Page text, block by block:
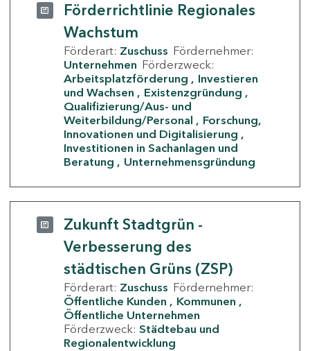
Förderrichtlinie Regionales
Wachstum
Förderart: Zuschuss Fördernehmer:
Unternehmen Förderzweck:
Arbeitsplatzförderung
Investieren
und Wachsen
Existenzgründung
Qualifizierung/Aus- und
Weiterbildung/Personal
Forschung,
Innovationen und Digitalisierung
Investitionen in Sachanlagen und
Beratung
Unternehmensgründung
Zukunft Stadtgrün -
Verbesserung des
städtischen Grüns (ZSP)
Förderart: Zuschuss Fördernehmer:
Öffentliche Kunden
Kommunen
Öffentliche Unternehmen
Förderzweck: Städtebau und
Regionalentwicklung